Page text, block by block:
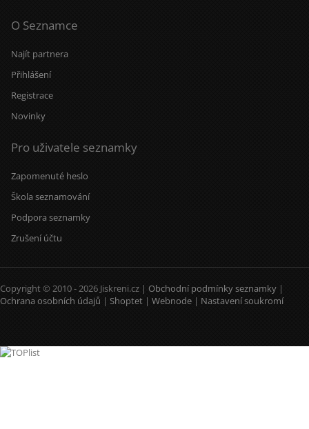
O Seznamce
Najít partnera
Přihlášení
Registrace
Novinky
Pro uživatele seznamky
Zapomenuté heslo
Škola seznamování
Podpora seznamky
Zrušení účtu
Copyright © 2010 - 2026 Jiskreni.cz | Obchodní podmínky seznamky |
Ochrana osobních údajů | Shoptet | Webnode | Nastavení soukromí